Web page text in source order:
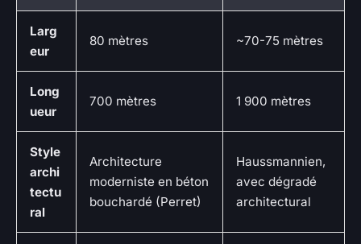
Larg
eur
80 mètres ~70-75 mètres
Long
ueur
700 mètres 1 900 mètres
Style
archi
tectu
ral
Architecture
moderniste en béton
bouchardé (Perret)
Haussmannien,
avec dégradé
architectural